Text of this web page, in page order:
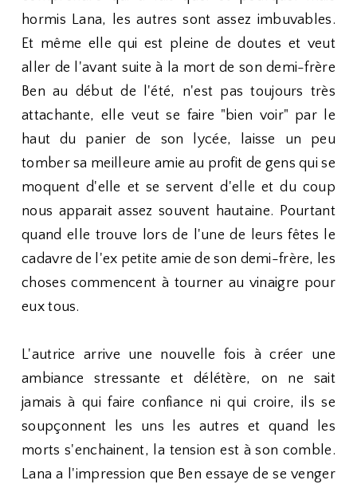
hormis Lana, les autres sont assez imbuvables.
Et même elle qui est pleine de doutes et veut
aller de l'avant suite à la mort de son demi-frère
Ben au début de l'été, n'est pas toujours très
attachante, elle veut se faire "bien voir" par le
haut du panier de son lycée, laisse un peu
tomber sa meilleure amie au profit de gens qui se
moquent d'elle et se servent d'elle et du coup
nous apparait assez souvent hautaine. Pourtant
quand elle trouve lors de l'une de leurs fêtes le
cadavre de l'ex petite amie de son demi-frère, les
choses commencent à tourner au vinaigre pour
eux tous.
L'autrice arrive une nouvelle fois à créer une
ambiance stressante et délétère, on ne sait
jamais à qui faire confiance ni qui croire, ils se
soupçonnent les uns les autres et quand les
morts s'enchainent, la tension est à son comble.
Lana a l'impression que Ben essaye de se venger